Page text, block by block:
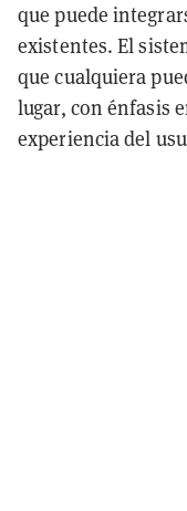
que puede
existentes. El
que cualquiera
lugar, con énfasis
experiencia del